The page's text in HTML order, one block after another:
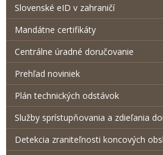
Slovenské eID v zahraničí
Mandátne certifikáty
Centrálne úradné doručovanie
Prehľad noviniek
Plán technických odstávok
Služby sprístupňovania a zdieľania
Detekcia zraniteľnosti koncových